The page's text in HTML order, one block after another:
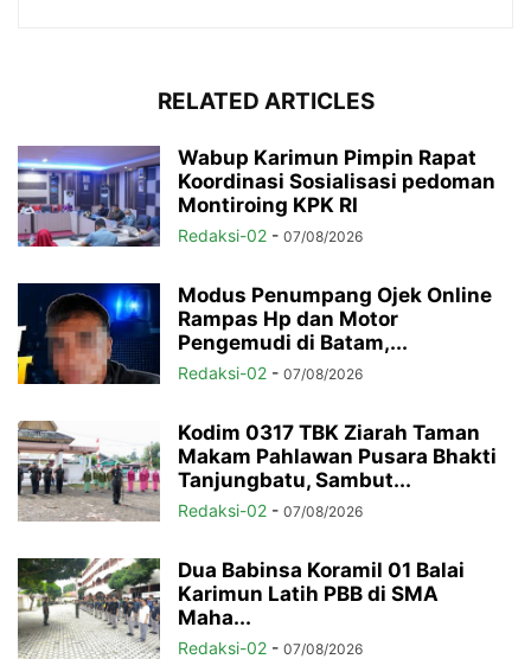
RELATED ARTICLES
Wabup Karimun Pimpin Rapat
Koordinasi Sosialisasi pedoman
Montiroing KPK RI
Redaksi-02 - 07/08/2026
Modus Penumpang Ojek Online
Rampas Hp dan Motor
Pengemudi di Batam,...
Redaksi-02 - 07/08/2026
Kodim 0317 TBK Ziarah Taman
Makam Pahlawan Pusara Bhakti
Tanjungbatu, Sambut...
Redaksi-02 - 07/08/2026
Dua Babinsa Koramil 01 Balai
Karimun Latih PBB di SMA
Maha...
Redaksi-02 - 07/08/2026